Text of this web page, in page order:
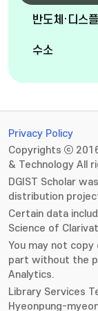
반도체·디스
수소
Privacy Policy
Copyrights ⓒ
& Technology All
DGIST Scholar
distribution
Certain data
Science of
You may not
part without the
Analytics.
Library Services
Hyeonpung-